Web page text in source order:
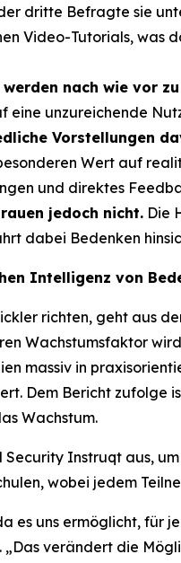
dritte Befragte sie
Video-Tutorials, was
nach wie vor
eine unzureichende
Vorstellungen
Wert auf
und direktes
jedoch nicht. Die
dabei Bedenken
Intelligenz von
richten, geht aus
Wachstumsfaktor
massiv in
Dem Bericht zufolge
Wachstum.
Instruqt aus,
wobei jedem
es uns ermöglicht, für
verändert die